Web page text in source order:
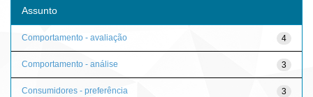
Assunto
4
Comportamento - avaliação
3
Comportamento - análise
3
Consumidores - preferência